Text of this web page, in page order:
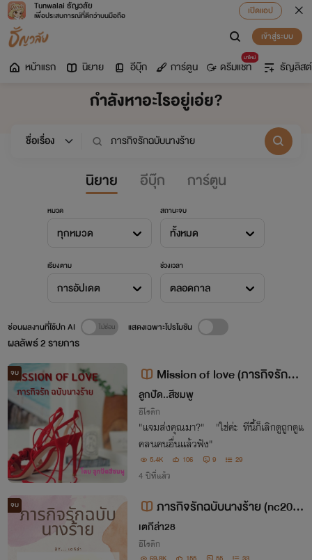
Tunwalai ธัญวลัย
เพื่อประสบการณ์ที่ดีกว่าบนมือถือ
เปิดแอป
เข้าสู่ระบบ
หน้าแรก นิยาย อีบุ๊ก การ์ตูน
มาใหม่
ดรีมแชท ธัญลิสต์
กำลังหาอะไรอยู่เอ่ย?
นิยาย อีบุ๊ก การ์ตูน
หมวด
ทุกหมวด
สถานะจบ
ทั้งหมด
เรียงตาม
การอัปเดต
ช่วงเวลา
ตลอดกาล
ผลลัพธ์2รายการ
ซ่อนผลงานที่ใช้ปก AI แสดงเฉพาะโปรโมชัน
จบ
Mission of love (ภารกิจรักฉบั
บนางร้าย)
ลูกปัด..สีชมพู
อีโรติก
"แจมส่งคุณมา?" "ใช่ค่ะ ทีนี้ก็เลิกดูถูกดูแ
คลนคนอื่นแล้วฟัง"
5.4K 106 9 29
4 ปีที่แล้ว
จบ
ภารกิจรักฉบับนางร้าย (nc20+
) จบแล้วนะคะ😘😘😘
เตกีล่า28
อีโรติก